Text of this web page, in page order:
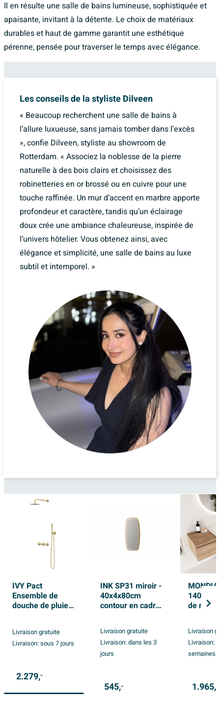
Il en résulte une salle de bains lumineuse, sophistiquée et
apaisante, invitant à la détente. Le choix de matériaux
durables et haut de gamme garantit une esthétique
pérenne, pensée pour traverser le temps avec élégance.
Les conseils de la styliste Dilveen
« Beaucoup recherchent une salle de bains à
l’allure luxueuse, sans jamais tomber dans l’excès
», confie Dilveen, styliste au showroom de
Rotterdam. « Associez la noblesse de la pierre
naturelle à des bois clairs et choisissez des
robinetteries en or brossé ou en cuivre pour une
touche raffinée. Un mur d’accent en marbre apporte
profondeur et caractère, tandis qu’un éclairage
doux crée une ambiance chaleureuse, inspirée de
l’univers hôtelier. Vous obtenez ainsi, avec
élégance et simplicité, une salle de bains au luxe
subtil et intemporel. »
IVY Pact
Ensemble de
douche de pluie -
robinets d'arrêt -
bras mural 40 cm
barre de douche
avec sortie -
flexible de
Livraison gratuite
Livraison:sous 7 jours
2.279,-
INK SP31 miroir -
40x4x80cm
contour en cadre
LED - chauffage -
changement de
couleur -
dimmable et
Livraison gratuite
Livraison:dans les 3
jours
545,-
140cm
de
couleur
blanchi
tiroirs.
CLOUD
Livraison
Livraison:
semaines
1.965,